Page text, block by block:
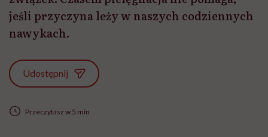
jeśli przyczyna leży w naszych codziennych
nawykach.
Udostępnij
Przeczytasz w 5 min